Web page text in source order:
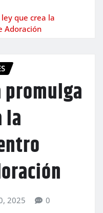
que crea la
Adoración
promulga
la
2025 0